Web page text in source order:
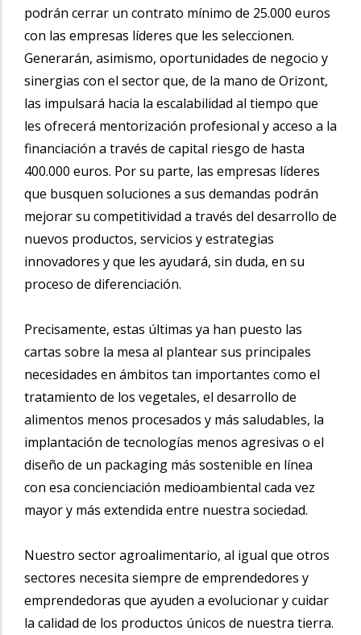
podrán cerrar un contrato mínimo de 25.000 euros
con las empresas líderes que les seleccionen.
Generarán, asimismo, oportunidades de negocio y
sinergias con el sector que, de la mano de Orizont,
las impulsará hacia la escalabilidad al tiempo que
les ofrecerá mentorización profesional y acceso a la
financiación a través de capital riesgo de hasta
400.000 euros. Por su parte, las empresas líderes
que busquen soluciones a sus demandas podrán
mejorar su competitividad a través del desarrollo de
nuevos productos, servicios y estrategias
innovadores y que les ayudará, sin duda, en su
proceso de diferenciación.
Precisamente, estas últimas ya han puesto las
cartas sobre la mesa al plantear sus principales
necesidades en ámbitos tan importantes como el
tratamiento de los vegetales, el desarrollo de
alimentos menos procesados y más saludables, la
implantación de tecnologías menos agresivas o el
diseño de un packaging más sostenible en línea
con esa concienciación medioambiental cada vez
mayor y más extendida entre nuestra sociedad.
Nuestro sector agroalimentario, al igual que otros
sectores necesita siempre de emprendedores y
emprendedoras que ayuden a evolucionar y cuidar
la calidad de los productos únicos de nuestra tierra.